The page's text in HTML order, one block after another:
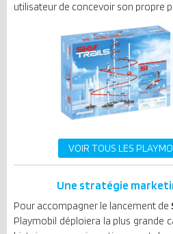
utilisateur de concevoir son propre
VOIR TOUS LES
Une stratégie
Pour accompagner le lancement de
Playmobil déploiera la plus grande